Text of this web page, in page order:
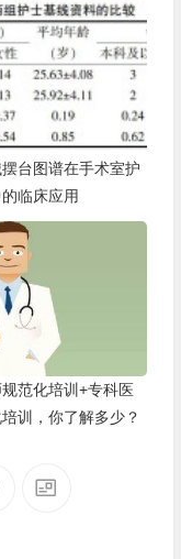
台图谱在手术室护
临床应用
范化培训+专科医
训，你了解多少？